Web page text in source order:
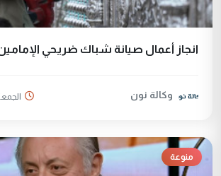
انجاز أعمال صيانة شباك ضريحي
وكالة نون الجمعة 12 حزيران
منوعة